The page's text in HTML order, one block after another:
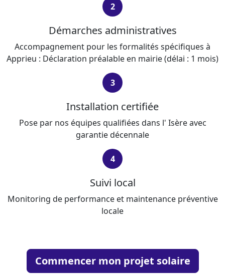
2
Démarches administratives
Accompagnement pour les formalités spécifiques à
Apprieu : Déclaration préalable en mairie (délai : 1 mois)
3
Installation certifiée
Pose par nos équipes qualifiées dans l' Isère avec
garantie décennale
4
Suivi local
Monitoring de performance et maintenance préventive
locale
Commencer mon projet solaire